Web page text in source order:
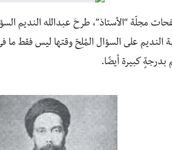
وعلى صفحات مجلّة “الأستاذ”، طرحَ عبدالله
على السؤال المُلِحّ وقتها ليس فقط ما في
كبيرة أيضًا.